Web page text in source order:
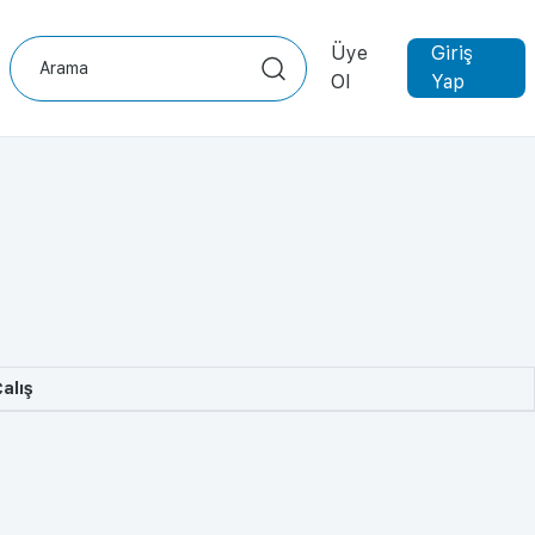
Üye
Ol
Giriş
Yap